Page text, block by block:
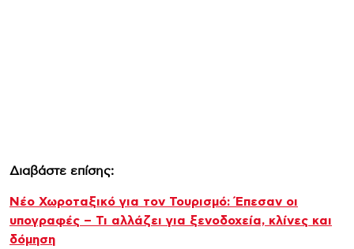
Διαβάστε επίσης:
Νέο Χωροταξικό για τον Τουρισμό: Έπεσαν οι
υπογραφές – Τι αλλάζει για ξενοδοχεία, κλίνες και
δόμηση